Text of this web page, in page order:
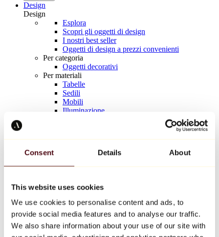
Consent Details About
This website uses cookies
We use cookies to personalise content and ads, to
provide social media features and to analyse our traffic.
We also share information about your use of our site with
Design
Design
Esplora
Scopri gli oggetti di design
I nostri best seller
Oggetti di design a prezzi convenienti
Per categoria
Oggetti decorativi
Per materiali
Tabelle
Sedili
Mobili
Illuminazione
Keith Haring
Tutti i designer
Opera della settimana